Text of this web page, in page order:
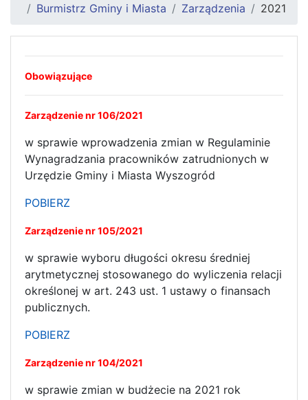
Burmistrz Gminy i Miasta
Zarządzenia 2021
Obowiązujące
Zarządzenie nr 106/2021
w sprawie wprowadzenia zmian w Regulaminie
Wynagradzania pracowników zatrudnionych w
Urzędzie Gminy i Miasta Wyszogród
POBIERZ
Zarządzenie nr 105/2021
w sprawie wyboru długości okresu średniej
arytmetycznej stosowanego do wyliczenia relacji
określonej w art. 243 ust. 1 ustawy o finansach
publicznych.
POBIERZ
Zarządzenie nr 104/2021
w sprawie zmian w budżecie na 2021 rok